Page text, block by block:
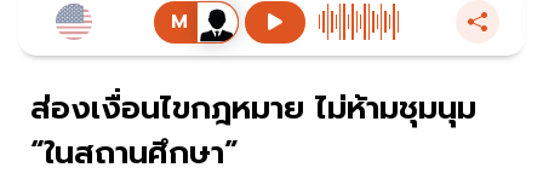
ส่องเงื่อนไขกฎหมาย ไม่ห้ามชุมนุม
“ในสถานศึกษา”